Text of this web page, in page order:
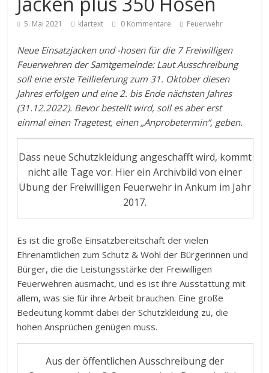
5. Mai 2021 klartext 0 Kommentare Feuerwehr
Neue Einsatzjacken und -hosen für die 7 Freiwilligen
Feuerwehren der Samtgemeinde: Laut Ausschreibung
soll eine erste Teillieferung zum 31. Oktober diesen
Jahres erfolgen und eine 2. bis Ende nächsten Jahres
(31.12.2022). Bevor bestellt wird, soll es aber erst
einmal einen Tragetest, einen „Anprobetermin“, geben.
Dass neue Schutzkleidung angeschafft wird, kommt
nicht alle Tage vor. Hier ein Archivbild von einer
Übung der Freiwilligen Feuerwehr in Ankum im Jahr
2017.
Es ist die große Einsatzbereitschaft der vielen
Ehrenamtlichen zum Schutz & Wohl der Bürgerinnen und
Bürger, die die Leistungsstärke der Freiwilligen
Feuerwehren ausmacht, und es ist ihre Ausstattung mit
allem, was sie für ihre Arbeit brauchen. Eine große
Bedeutung kommt dabei der Schutzkleidung zu, die
hohen Ansprüchen genügen muss.
Aus der öffentlichen Ausschreibung der